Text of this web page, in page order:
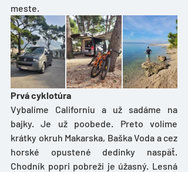
meste.
Prvá cyklotúra
Vybalíme Californiu a už sadáme na
bajky. Je už poobede. Preto volíme
krátky okruh Makarska, Baška Voda a cez
horské opustené dedinky naspäť.
Chodník popri pobreží je úžasný. Lesná